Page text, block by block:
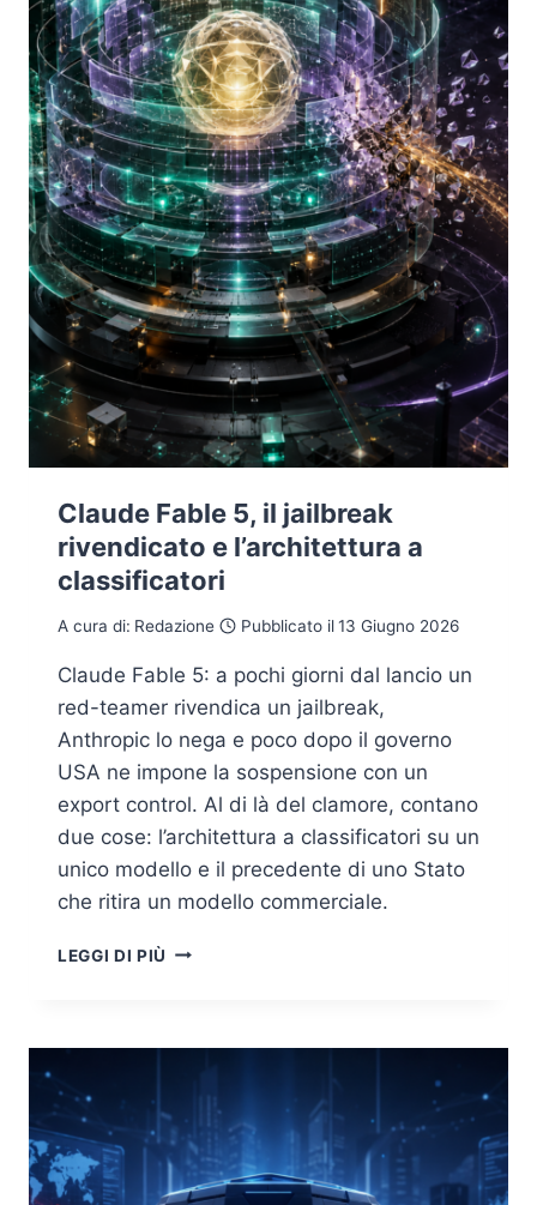
STRUMENTO
DI
ESFILTRAZIONE
Claude Fable 5, il jailbreak
rivendicato e l’architettura a
classificatori
A cura di: Redazione Pubblicato il13 Giugno 2026
Claude Fable 5: a pochi giorni dal lancio un
red-teamer rivendica un jailbreak,
Anthropic lo nega e poco dopo il governo
USA ne impone la sospensione con un
export control. Al di là del clamore, contano
due cose: l’architettura a classificatori su un
unico modello e il precedente di uno Stato
che ritira un modello commerciale.
LEGGI DI PIÙ CLAUDE
JAILBREAK
RIVENDICATO
L’ARCHITETTURA
A
CLASSIFICATORI